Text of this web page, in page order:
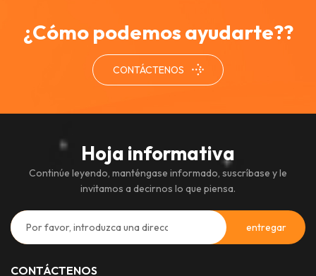
¿Cómo podemos ayudarte??
CONTÁCTENOS
Hoja informativa
Continúe leyendo, manténgase informado, suscríbase y le
invitamos a decirnos lo que piensa.
CONTÁCTENOS